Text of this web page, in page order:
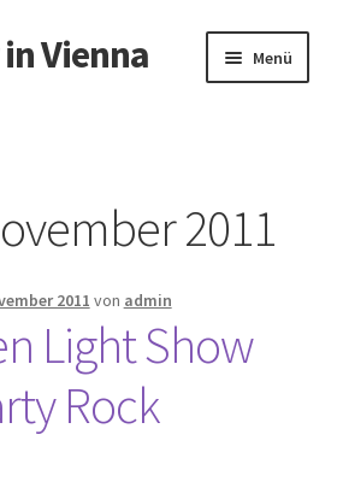
Vienna Menü
2011
2011 von admin
Light Show
Rock